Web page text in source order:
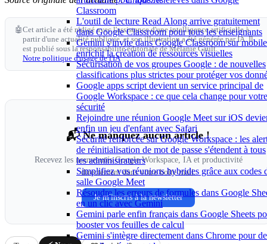
Classroom
L'outil de lecture Read Along arrive gratuitement
dans Google Classroom pour tous les enseignants
Gemini s'invite dans Google Classroom sur
enrichit la création de ressources visuelles
Sécurisation de vos groupes Google : de nouvelles
classifications plus strictes pour protéger vos
Google apps script devient un service principal de
Google Workspace : ce que cela change pour votre
sécurité
Rejoindre une réunion Google Meet sur iOS
enfin un jeu d'enfant avec Safari
Sécurité renforcée sur Google Workspace : les
de réinitialisation de mot de passe s'étendent à tous
les administrateurs
Simplifiez vos réunions hybrides grâce aux codes
salle Google Meet
Résoudre les erreurs de formules dans Google
en un clic avec Gemini
Gemini parle enfin français dans Google Sheets
booster vos feuilles de calcul
Gemini s'intègre directement dans Chrome pour de
🤖Cet article a été rédigé avec l'assistance d'une intelligence artificielle à
partir d'une actualité publique, et son illustration a été générée par IA. Il
est publié sous la responsabilité éditoriale de Mélanie Gault.
Notre politique d'usage de l'IA
📬 Ne manquez aucun article !
Recevez les nouveautés Google Workspace, IA et productivité
directement dans votre boîte mail.
Je m'inscris à la newsletter